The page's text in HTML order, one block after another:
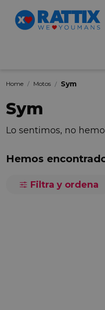
Home Motos Sym
Sym
Lo sentimos, no
Hemos
Filtra y ordena